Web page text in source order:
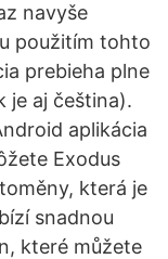
navyše
použitím tohto
prebieha plne
je aj čeština).
aplikácia
Exodus
která je
snadnou
které můžete